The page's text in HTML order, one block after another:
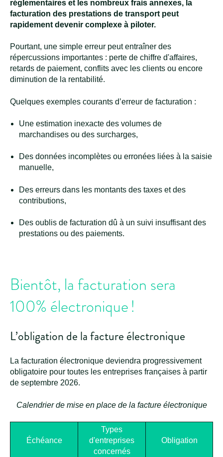
réglementaires et les nombreux frais annexes, la
facturation des prestations de transport peut
rapidement devenir complexe à piloter.
Pourtant, une simple erreur peut entraîner des
répercussions importantes : perte de chiffre d'affaires,
retards de paiement, conflits avec les clients ou encore
diminution de la rentabilité.
Quelques exemples courants d’erreur de facturation :
Une estimation inexacte des volumes de
marchandises ou des surcharges,
Des données incomplètes ou erronées liées à la saisie
manuelle,
Des erreurs dans les montants des taxes et des
contributions,
Des oublis de facturation dû à un suivi insuffisant des
prestations ou des paiements.
Bientôt, la facturation sera
100% électronique !
L’obligation de la facture électronique
La facturation électronique deviendra progressivement
obligatoire pour toutes les entreprises françaises à partir
de septembre 2026.
Calendrier de mise en place de la facture électronique
Échéance
Types
d'entreprises
concernés
Obligation